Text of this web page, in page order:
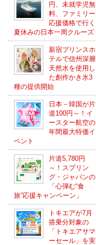
円、未就学児無
料、ファミリー
応援価格で行く
夏休みの日本一周クルーズ
新宿プリンスホ
テルで信州深層
天然水を使用し
た創作かき氷3
種の提供開始
日本－韓国が片
道100円～！イ
ースター航空の
年間最大特価イ
ベント
片道5,780円
～！スプリン
グ・ジャパンの
「心弾む“食
旅”応援キャンペーン」
トキエアが7月
搭乗分対象の
「トキエアサマ
ーセール」を実